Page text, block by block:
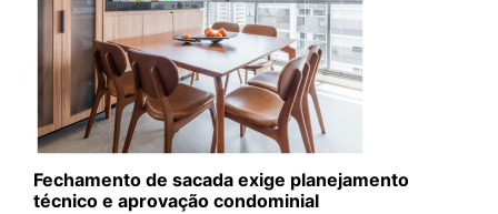
Fechamento de sacada exige planejamento
técnico e aprovação condominial